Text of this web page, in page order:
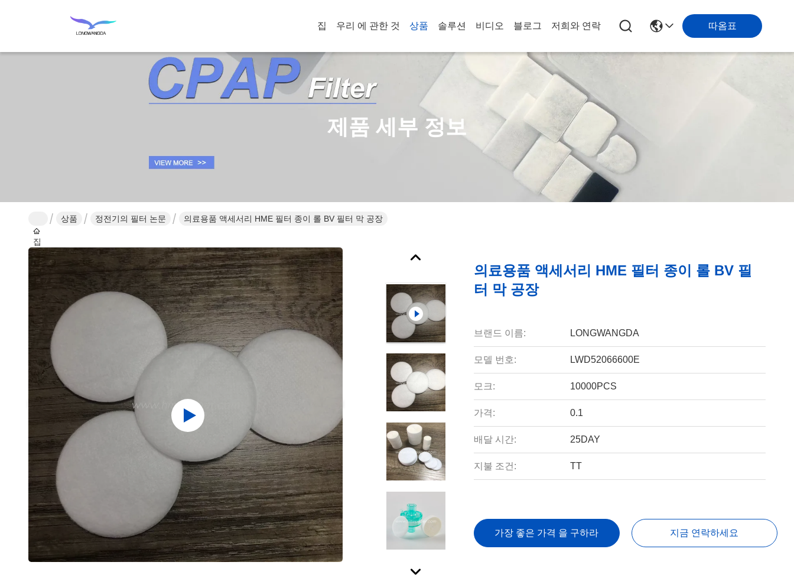
집 우리 에 관한 것 상품 솔루션 비디오 블로그 저희와 연락 따옴표
제품 세부 정보
집
상품 정전기의 필터 논문 의료용품 액세서리 HME 필터 종이 롤 BV 필터 막 공장
의료용품 액세서리 HME 필터 종이 롤 BV 필
터 막 공장
브랜드 이름: LONGWANGDA
모델 번호: LWD52066600E
모크: 10000PCS
가격: 0.1
배달 시간: 25DAY
지불 조건: TT
가장 좋은 가격 을 구하라 지금 연락하세요